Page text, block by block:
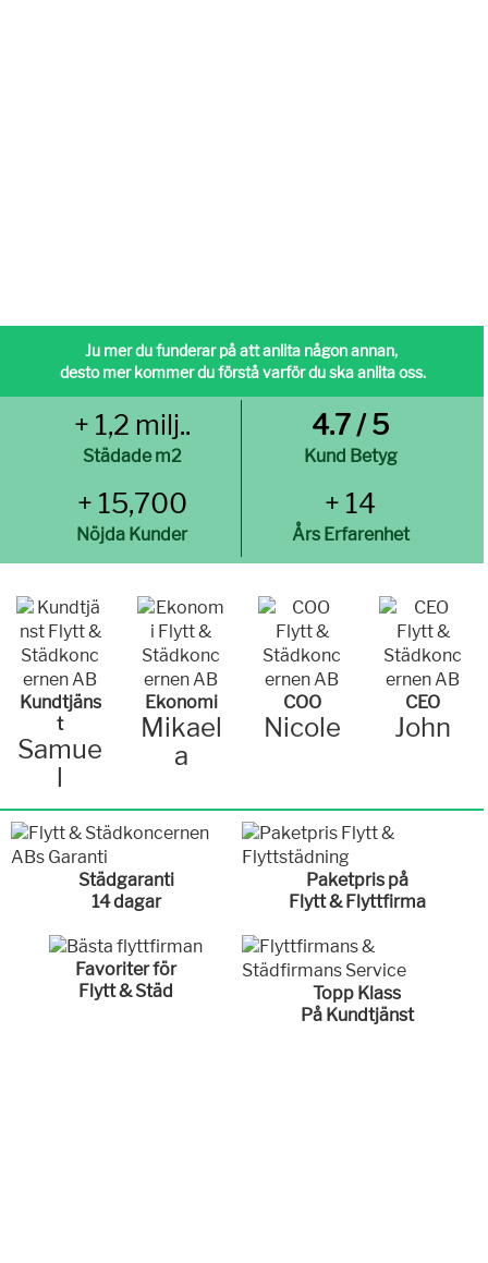
Ju mer du funderar på att anlita någon annan,
desto mer kommer du förstå varför du ska anlita oss.
+ 1,2 milj..
Städade m2
+ 15,700
Nöjda Kunder
4.7 / 5
Kund Betyg
+ 14
Års Erfarenhet
Kundtjäns
t
Samue
l
Ekonomi
Mikael
a
COO
Nicole
CEO
John
Städgaranti
14 dagar
Paketpris på
Flytt & Flyttfirma
Favoriter för
Flytt & Städ
Topp Klass
På Kundtjänst